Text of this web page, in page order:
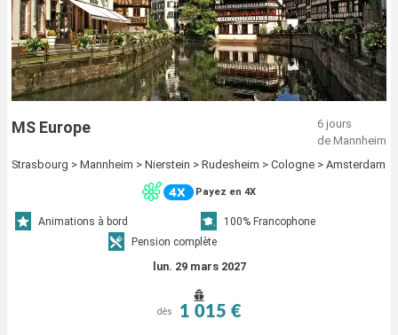
Rechercher
MS Europe
6 jours
de Mannheim
Strasbourg > Mannheim > Nierstein > Rudesheim > Cologne > Amsterdam
Payez en 4X
Animations à bord
100% Francophone
Pension complète
lun. 29 mars 2027
dès 1 015 €